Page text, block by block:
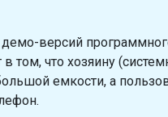
версий
в том, что хозяину
емкости, а